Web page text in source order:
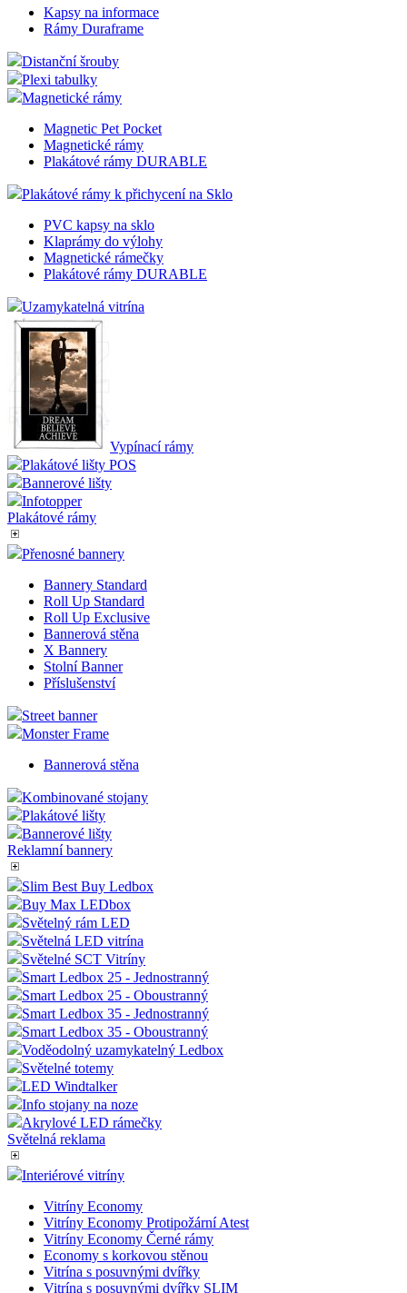
Kapsy na informace
Rámy Duraframe
Distanční šrouby
Plexi tabulky
Magnetické rámy
Magnetic Pet Pocket
Magnetické rámy
Plakátové rámy DURABLE
Plakátové rámy k přichycení na Sklo
PVC kapsy na sklo
Klaprámy do výlohy
Magnetické rámečky
Plakátové rámy DURABLE
Uzamykatelná vitrína
Vypínací rámy
Plakátové lišty POS
Bannerové lišty
Infotopper
Plakátové rámy
Přenosné bannery
Bannery Standard
Roll Up Standard
Roll Up Exclusive
Bannerová stěna
X Bannery
Stolní Banner
Příslušenství
Street banner
Monster Frame
Bannerová stěna
Kombinované stojany
Plakátové lišty
Bannerové lišty
Reklamní bannery
Slim Best Buy Ledbox
Buy Max LEDbox
Světelný rám LED
Světelná LED vitrína
Světelné SCT Vitríny
Smart Ledbox 25 - Jednostranný
Smart Ledbox 25 - Oboustranný
Smart Ledbox 35 - Jednostranný
Smart Ledbox 35 - Oboustranný
Voděodolný uzamykatelný Ledbox
Světelné totemy
LED Windtalker
Info stojany na noze
Akrylové LED rámečky
Světelná reklama
Interiérové vitríny
Vitríny Economy
Vitríny Economy Protipožární Atest
Vitríny Economy Černé rámy
Economy s korkovou stěnou
Vitrína s posuvnými dvířky
Vitrína s posuvnými dvířky SLIM